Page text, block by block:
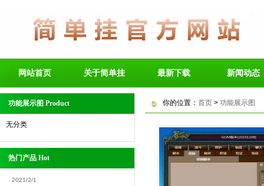
网站首页 关于简单挂 最新下载 新闻动态
功能展示图 Product
无分类
热门产品 Hot
2021/2/1
你的位置： 首页 > 功能展示图